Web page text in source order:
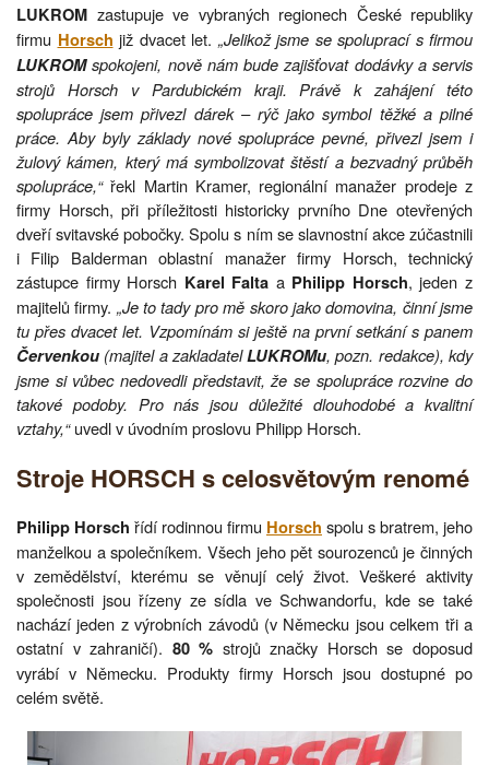
LUKROM zastupuje ve vybraných regionech České republiky
firmu Horsch již dvacet let. „Jelikož jsme se spoluprací s firmou
LUKROMspokojeni, nově nám bude zajišťovat dodávky a servis
strojů Horsch v Pardubickém kraji. Právě k zahájení této
spolupráce jsem přivezl dárek – rýč jako symbol těžké a pilné
práce. Aby byly základy nové spolupráce pevné, přivezl jsem i
žulový kámen, který má symbolizovat štěstí a bezvadný průběh
spolupráce,“řekl Martin Kramer, regionální manažer prodeje z
firmy Horsch, při příležitosti historicky prvního Dne otevřených
dveří svitavské pobočky. Spolu s ním se slavnostní akce zúčastnili
i Filip Balderman oblastní manažer firmy Horsch, technický
zástupce firmy Horsch Karel Falta a Philipp Horsch, jeden z
majitelů firmy. „Je to tady pro mě skoro jako domovina, činní jsme
tu přes dvacet let. Vzpomínám si ještě na první setkání s panem
Červenkou (majitel a zakladatelLUKROMu, pozn. redakce), kdy
jsme si vůbec nedovedli představit, že se spolupráce rozvine do
takové podoby. Pro nás jsou důležité dlouhodobé a kvalitní
vztahy,“uvedl v úvodním proslovu Philipp Horsch.
Stroje HORSCH s celosvětovým renomé
Philipp Horsch řídí rodinnou firmu Horsch spolu s bratrem, jeho
manželkou a společníkem. Všech jeho pět sourozenců je činných
v zemědělství, kterému se věnují celý život. Veškeré aktivity
společnosti jsou řízeny ze sídla ve Schwandorfu, kde se také
nachází jeden z výrobních závodů (v Německu jsou celkem tři a
ostatní v zahraničí). 80 % strojů značky Horsch se doposud
vyrábí v Německu. Produkty firmy Horsch jsou dostupné po
celém světě.